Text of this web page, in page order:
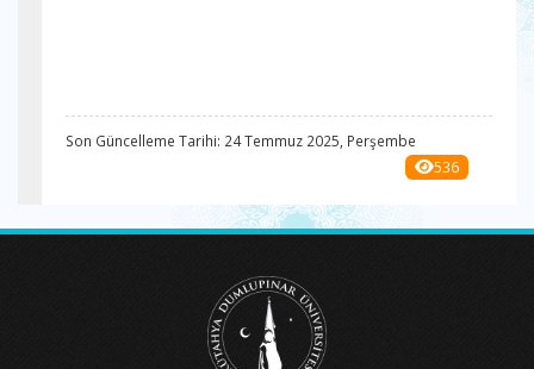
Son Güncelleme Tarihi: 24 Temmuz 2025, Perşembe
536